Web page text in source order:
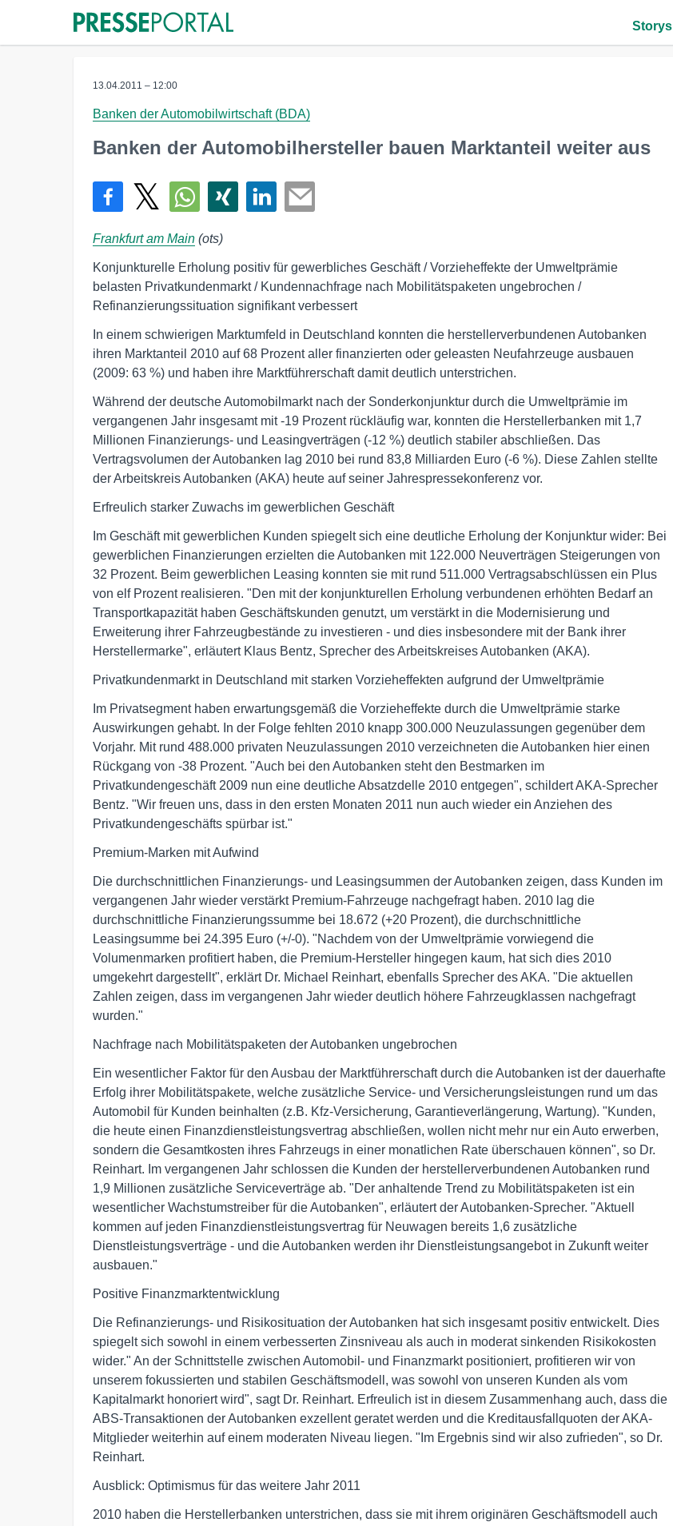
Storys
13.04.2011 – 12:00
Banken der Automobilwirtschaft (BDA)
Banken der Automobilhersteller bauen Marktanteil weiter aus
Frankfurt am Main (ots)
Konjunkturelle Erholung positiv für gewerbliches Geschäft / Vorzieheffekte der Umweltprämie
belasten Privatkundenmarkt / Kundennachfrage nach Mobilitätspaketen ungebrochen /
Refinanzierungssituation signifikant verbessert
In einem schwierigen Marktumfeld in Deutschland konnten die herstellerverbundenen Autobanken
ihren Marktanteil 2010 auf 68 Prozent aller finanzierten oder geleasten Neufahrzeuge ausbauen
(2009: 63 %) und haben ihre Marktführerschaft damit deutlich unterstrichen.
Während der deutsche Automobilmarkt nach der Sonderkonjunktur durch die Umweltprämie im
vergangenen Jahr insgesamt mit -19 Prozent rückläufig war, konnten die Herstellerbanken mit 1,7
Millionen Finanzierungs- und Leasingverträgen (-12 %) deutlich stabiler abschließen. Das
Vertragsvolumen der Autobanken lag 2010 bei rund 83,8 Milliarden Euro (-6 %). Diese Zahlen stellte
der Arbeitskreis Autobanken (AKA) heute auf seiner Jahrespressekonferenz vor.
Erfreulich starker Zuwachs im gewerblichen Geschäft
Im Geschäft mit gewerblichen Kunden spiegelt sich eine deutliche Erholung der Konjunktur wider: Bei
gewerblichen Finanzierungen erzielten die Autobanken mit 122.000 Neuverträgen Steigerungen von
32 Prozent. Beim gewerblichen Leasing konnten sie mit rund 511.000 Vertragsabschlüssen ein Plus
von elf Prozent realisieren. "Den mit der konjunkturellen Erholung verbundenen erhöhten Bedarf an
Transportkapazität haben Geschäftskunden genutzt, um verstärkt in die Modernisierung und
Erweiterung ihrer Fahrzeugbestände zu investieren - und dies insbesondere mit der Bank ihrer
Herstellermarke", erläutert Klaus Bentz, Sprecher des Arbeitskreises Autobanken (AKA).
Privatkundenmarkt in Deutschland mit starken Vorzieheffekten aufgrund der Umweltprämie
Im Privatsegment haben erwartungsgemäß die Vorzieheffekte durch die Umweltprämie starke
Auswirkungen gehabt. In der Folge fehlten 2010 knapp 300.000 Neuzulassungen gegenüber dem
Vorjahr. Mit rund 488.000 privaten Neuzulassungen 2010 verzeichneten die Autobanken hier einen
Rückgang von -38 Prozent. "Auch bei den Autobanken steht den Bestmarken im
Privatkundengeschäft 2009 nun eine deutliche Absatzdelle 2010 entgegen", schildert AKA-Sprecher
Bentz. "Wir freuen uns, dass in den ersten Monaten 2011 nun auch wieder ein Anziehen des
Privatkundengeschäfts spürbar ist."
Premium-Marken mit Aufwind
Die durchschnittlichen Finanzierungs- und Leasingsummen der Autobanken zeigen, dass Kunden im
vergangenen Jahr wieder verstärkt Premium-Fahrzeuge nachgefragt haben. 2010 lag die
durchschnittliche Finanzierungssumme bei 18.672 (+20 Prozent), die durchschnittliche
Leasingsumme bei 24.395 Euro (+/-0). "Nachdem von der Umweltprämie vorwiegend die
Volumenmarken profitiert haben, die Premium-Hersteller hingegen kaum, hat sich dies 2010
umgekehrt dargestellt", erklärt Dr. Michael Reinhart, ebenfalls Sprecher des AKA. "Die aktuellen
Zahlen zeigen, dass im vergangenen Jahr wieder deutlich höhere Fahrzeugklassen nachgefragt
wurden."
Nachfrage nach Mobilitätspaketen der Autobanken ungebrochen
Ein wesentlicher Faktor für den Ausbau der Marktführerschaft durch die Autobanken ist der dauerhafte
Erfolg ihrer Mobilitätspakete, welche zusätzliche Service- und Versicherungsleistungen rund um das
Automobil für Kunden beinhalten (z.B. Kfz-Versicherung, Garantieverlängerung, Wartung). "Kunden,
die heute einen Finanzdienstleistungsvertrag abschließen, wollen nicht mehr nur ein Auto erwerben,
sondern die Gesamtkosten ihres Fahrzeugs in einer monatlichen Rate überschauen können", so Dr.
Reinhart. Im vergangenen Jahr schlossen die Kunden der herstellerverbundenen Autobanken rund
1,9 Millionen zusätzliche Serviceverträge ab. "Der anhaltende Trend zu Mobilitätspaketen ist ein
wesentlicher Wachstumstreiber für die Autobanken", erläutert der Autobanken-Sprecher. "Aktuell
kommen auf jeden Finanzdienstleistungsvertrag für Neuwagen bereits 1,6 zusätzliche
Dienstleistungsverträge - und die Autobanken werden ihr Dienstleistungsangebot in Zukunft weiter
ausbauen."
Positive Finanzmarktentwicklung
Die Refinanzierungs- und Risikosituation der Autobanken hat sich insgesamt positiv entwickelt. Dies
spiegelt sich sowohl in einem verbesserten Zinsniveau als auch in moderat sinkenden Risikokosten
wider." An der Schnittstelle zwischen Automobil- und Finanzmarkt positioniert, profitieren wir von
unserem fokussierten und stabilen Geschäftsmodell, was sowohl von unseren Kunden als vom
Kapitalmarkt honoriert wird", sagt Dr. Reinhart. Erfreulich ist in diesem Zusammenhang auch, dass die
ABS-Transaktionen der Autobanken exzellent geratet werden und die Kreditausfallquoten der AKA-
Mitglieder weiterhin auf einem moderaten Niveau liegen. "Im Ergebnis sind wir also zufrieden", so Dr.
Reinhart.
Ausblick: Optimismus für das weitere Jahr 2011
2010 haben die Herstellerbanken unterstrichen, dass sie mit ihrem originären Geschäftsmodell auch